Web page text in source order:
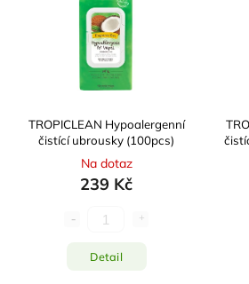
TROPICLEAN Hypoalergenní
čistící ubrousky (100pcs)
Na dotaz
239 Kč
Detail